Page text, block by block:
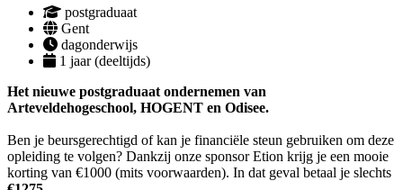
postgraduaat
Gent
dagonderwijs
1 jaar (deeltijds)
Het nieuwe postgraduaat ondernemen van
Arteveldehogeschool, HOGENT en Odisee.
Ben je beursgerechtigd of kan je financiële steun gebruiken om deze
opleiding te volgen? Dankzij onze sponsor Etion krijg je een mooie
korting van €1000 (mits voorwaarden). In dat geval betaal je slechts